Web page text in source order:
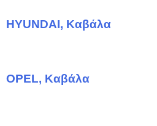
HYUNDAI, Καβάλα
OPEL, Καβάλα